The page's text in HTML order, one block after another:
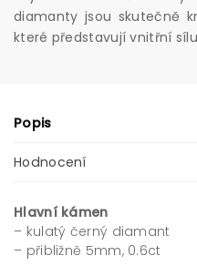
diamanty jsou skutečně
které představují vnitřní
Popis
Hodnocení
Hlavní kámen
– kulatý černý diamant
– přibližně 5mm, 0.6ct